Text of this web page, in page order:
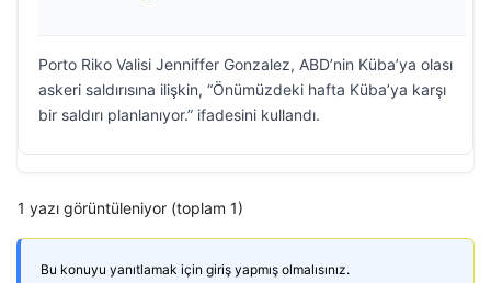
Porto Riko Valisi Jenniffer Gonzalez, ABD’nin Küba’ya olası
askeri saldırısına ilişkin, “Önümüzdeki hafta Küba’ya karşı
bir saldırı planlanıyor.” ifadesini kullandı.
1 yazı görüntüleniyor (toplam 1)
Bu konuyu yanıtlamak için giriş yapmış olmalısınız.